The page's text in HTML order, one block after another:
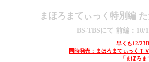
まほろまてぃっく特別編
BS-TBSにて 前編：10/
早くも12/
同時発売：まほろまてぃっくＴ
「まほろ